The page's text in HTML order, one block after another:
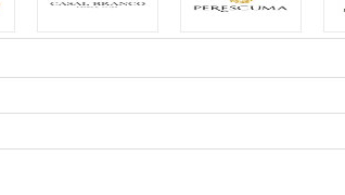
CASAL BRANCO PERESCUMA
蓮花咖啡 Sun Mark